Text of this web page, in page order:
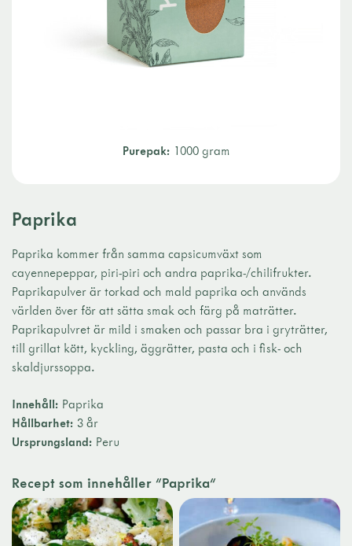
Purepak: 1000 gram
Paprika
Paprika kommer från samma capsicumväxt som
cayennepeppar, piri-piri och andra paprika-/chilifrukter.
Paprikapulver är torkad och mald paprika och används
världen över för att sätta smak och färg på maträtter.
Paprikapulvret är mild i smaken och passar bra i gryträtter,
till grillat kött, kyckling, äggrätter, pasta och i fisk- och
skaldjurssoppa.
Innehåll: Paprika
Hållbarhet: 3 år
Ursprungsland: Peru
Recept som innehåller "Paprika"